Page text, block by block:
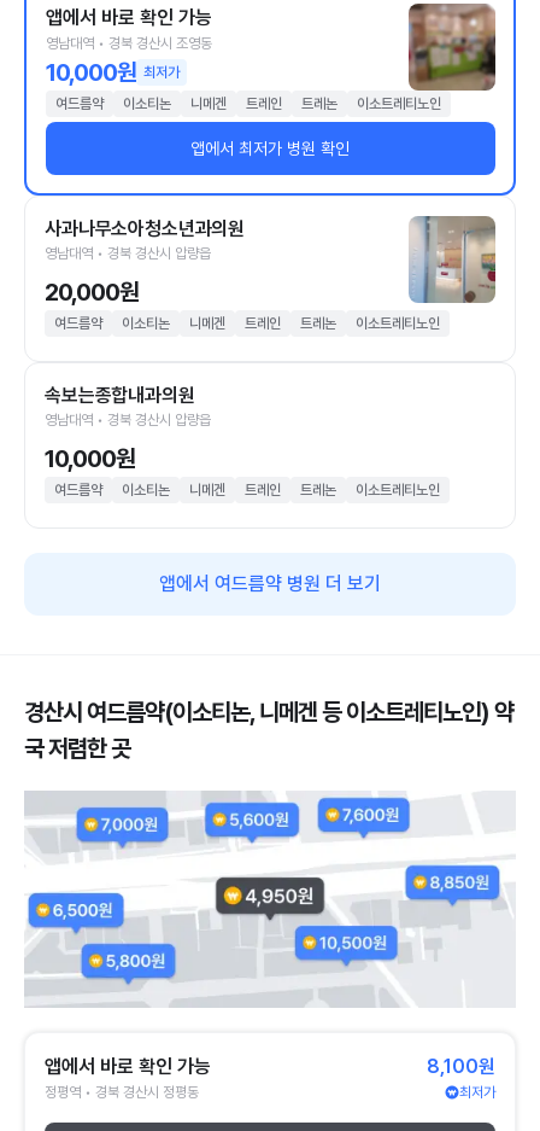
앱에서 바로 확인 가능
영남대역 • 경북 경산시 조영동
10,000원 최저가
여드름약
이소티논 니메겐 트레인 트레논 이소트레티노인
앱에서 최저가 병원 확인
사과나무소아청소년과의원
영남대역 • 경북 경산시 압량읍
20,000원
여드름약 이소티논 니메겐 트레인 트레논 이소트레티노인
속보는종합내과의원
영남대역 • 경북 경산시 압량읍
10,000원
여드름약 이소티논 니메겐 트레인 트레논 이소트레티노인
앱에서 여드름약 병원 더 보기
경산시 여드름약(이소티논, 니메겐 등 이소트레티노인) 약
국 저렴한 곳
앱에서 바로 확인 가능
정평역 • 경북 경산시 정평동
8,100원
최저가